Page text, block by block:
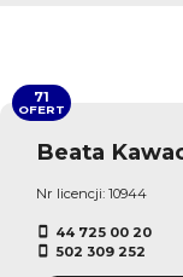
Beata
Nr licencji: 10944
44 725 00 20
502 309 252
71
OFERT